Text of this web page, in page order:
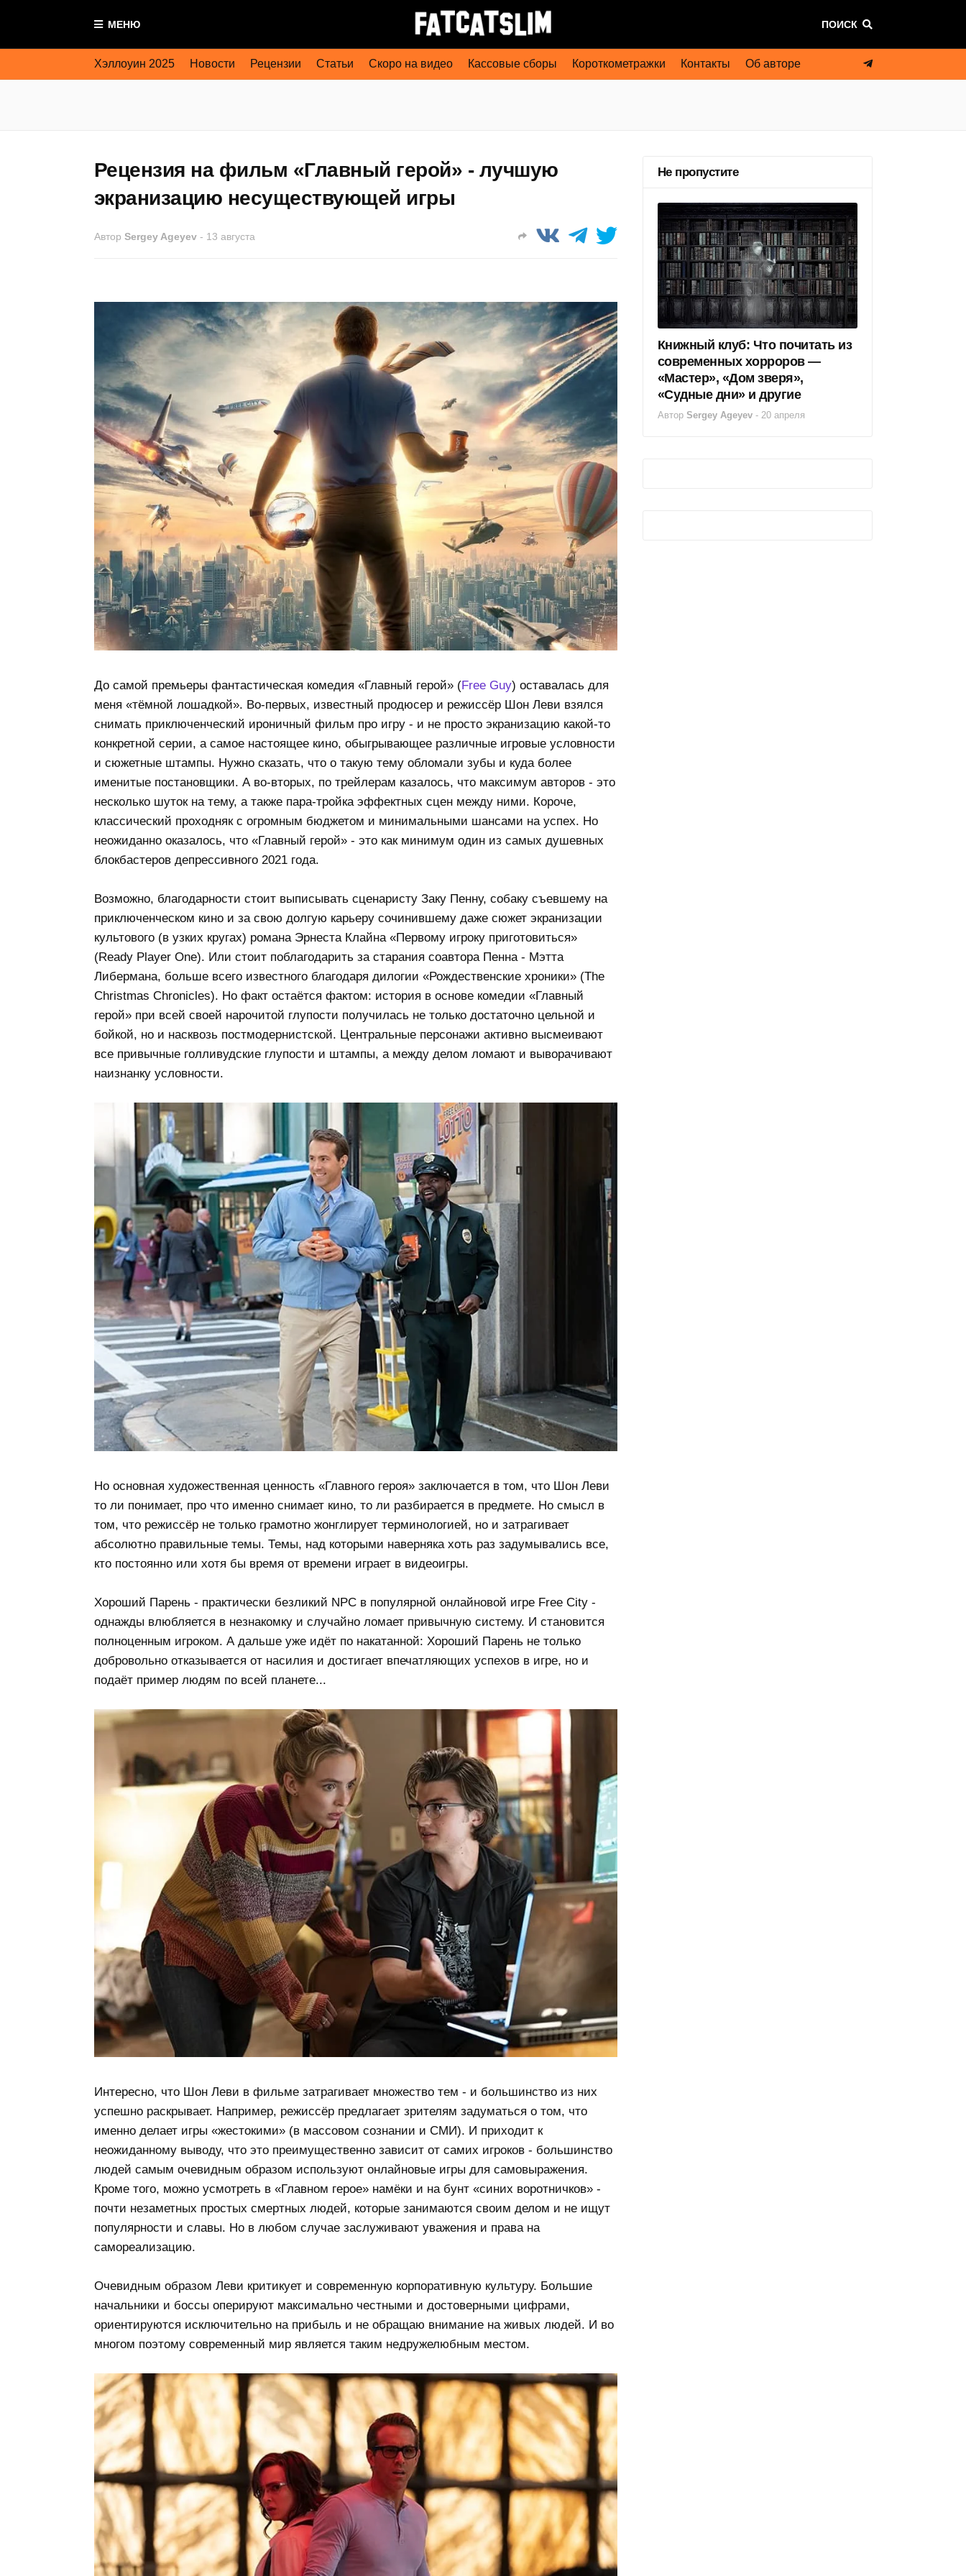
МЕНЮ ПОИСК
Хэллоуин 2025 Новости Рецензии Статьи Скоро на видео Кассовые сборы Короткометражки Контакты Об авторе
Рецензия на фильм «Главный герой» - лучшую
экранизацию несуществующей игры
Автор Sergey Ageyev - 13 августа
До самой премьеры фантастическая комедия «Главный герой» (Free Guy) оставалась для
меня «тёмной лошадкой». Во-первых, известный продюсер и режиссёр Шон Леви взялся
снимать приключенческий ироничный фильм про игру - и не просто экранизацию какой-то
конкретной серии, а самое настоящее кино, обыгрывающее различные игровые условности
и сюжетные штампы. Нужно сказать, что о такую тему обломали зубы и куда более
именитые постановщики. А во-вторых, по трейлерам казалось, что максимум авторов - это
несколько шуток на тему, а также пара-тройка эффектных сцен между ними. Короче,
классический проходняк с огромным бюджетом и минимальными шансами на успех. Но
неожиданно оказалось, что «Главный герой» - это как минимум один из самых душевных
блокбастеров депрессивного 2021 года.
Возможно, благодарности стоит выписывать сценаристу Заку Пенну, собаку съевшему на
приключенческом кино и за свою долгую карьеру сочинившему даже сюжет экранизации
культового (в узких кругах) романа Эрнеста Клайна «Первому игроку приготовиться»
(Ready Player One). Или стоит поблагодарить за старания соавтора Пенна - Мэтта
Либермана, больше всего известного благодаря дилогии «Рождественские хроники» (The
Christmas Chronicles). Но факт остаётся фактом: история в основе комедии «Главный
герой» при всей своей нарочитой глупости получилась не только достаточно цельной и
бойкой, но и насквозь постмодернистской. Центральные персонажи активно высмеивают
все привычные голливудские глупости и штампы, а между делом ломают и выворачивают
наизнанку условности.
Но основная художественная ценность «Главного героя» заключается в том, что Шон Леви
то ли понимает, про что именно снимает кино, то ли разбирается в предмете. Но смысл в
том, что режиссёр не только грамотно жонглирует терминологией, но и затрагивает
абсолютно правильные темы. Темы, над которыми наверняка хоть раз задумывались все,
кто постоянно или хотя бы время от времени играет в видеоигры.
Хороший Парень - практически безликий NPC в популярной онлайновой игре Free City -
однажды влюбляется в незнакомку и случайно ломает привычную систему. И становится
полноценным игроком. А дальше уже идёт по накатанной: Хороший Парень не только
добровольно отказывается от насилия и достигает впечатляющих успехов в игре, но и
подаёт пример людям по всей планете...
Интересно, что Шон Леви в фильме затрагивает множество тем - и большинство из них
успешно раскрывает. Например, режиссёр предлагает зрителям задуматься о том, что
именно делает игры «жестокими» (в массовом сознании и СМИ). И приходит к
неожиданному выводу, что это преимущественно зависит от самих игроков - большинство
людей самым очевидным образом используют онлайновые игры для самовыражения.
Кроме того, можно усмотреть в «Главном герое» намёки и на бунт «синих воротничков» -
почти незаметных простых смертных людей, которые занимаются своим делом и не ищут
популярности и славы. Но в любом случае заслуживают уважения и права на
самореализацию.
Очевидным образом Леви критикует и современную корпоративную культуру. Большие
начальники и боссы оперируют максимально честными и достоверными цифрами,
ориентируются исключительно на прибыль и не обращаю внимание на живых людей. И во
многом поэтому современный мир является таким недружелюбным местом.
Не пропустите
Книжный клуб: Что почитать из
современных хорроров —
«Мастер», «Дом зверя»,
«Судные дни» и другие
Автор Sergey Ageyev - 20 апреля